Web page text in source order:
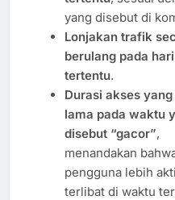
yang disebut di
Lonjakan trafik
berulang pada
tertentu.
Durasi akses
lama pada waktu
disebut “gacor”,
menandakan
pengguna lebih
terlibat di waktu